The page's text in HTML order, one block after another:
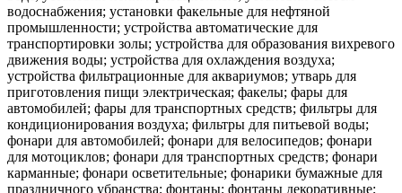
водоснабжения; установки факельные для нефтяной
промышленности; устройства автоматические для
транспортировки золы; устройства для образования вихревого
движения воды; устройства для охлаждения воздуха;
устройства фильтрационные для аквариумов; утварь для
приготовления пищи электрическая; факелы; фары для
автомобилей; фары для транспортных средств; фильтры для
кондиционирования воздуха; фильтры для питьевой воды;
фонари для автомобилей; фонари для велосипедов; фонари
для мотоциклов; фонари для транспортных средств; фонари
карманные; фонари осветительные; фонарики бумажные для
праздничного убранства; фонтаны; фонтаны декоративные;